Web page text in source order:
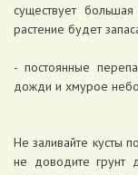
существует
растение будет
- постоянные
дожди и хмурое
Не заливайте кусты
не доводите грунт